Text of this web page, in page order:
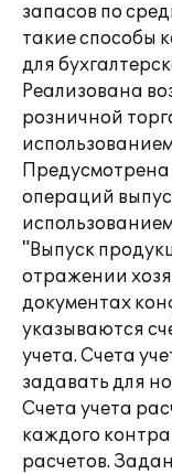
запасов по
такие
для
Реализована
розничной
операций
"Выпуск
отражении
документах
указываются
учета. Счета
задавать для
Счета учета
каждого
расчетов.